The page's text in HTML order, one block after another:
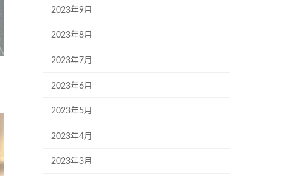
2023年9月
2023年8月
2023年7月
2023年6月
2023年5月
2023年4月
2023年3月